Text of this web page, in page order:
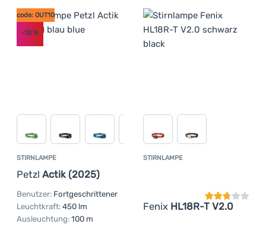
STIRNLAMPE
Petzl Actik (2025)
code: OUT10
-10 %
Benutzer: Fortgeschrittener
Leuchtkraft: 450 lm
Ausleuchtung: 100 m
STIRNLAMPE
Fenix HL18R-T V2.0